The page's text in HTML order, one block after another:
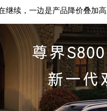
续，一边是产品降价叠加